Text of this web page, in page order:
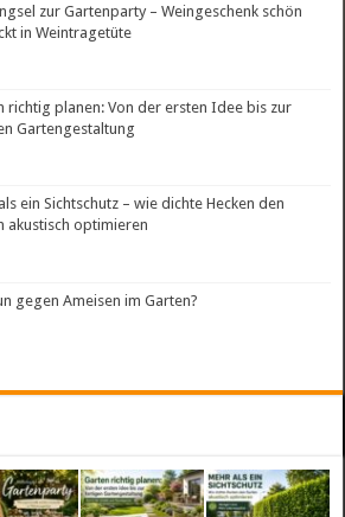
zur Gartenparty – Weingeschenk schön
in Weintragetüte
richtig planen: Von der ersten Idee bis zur
Gartengestaltung
ein Sichtschutz – wie dichte Hecken den
akustisch optimieren
gegen Ameisen im Garten?